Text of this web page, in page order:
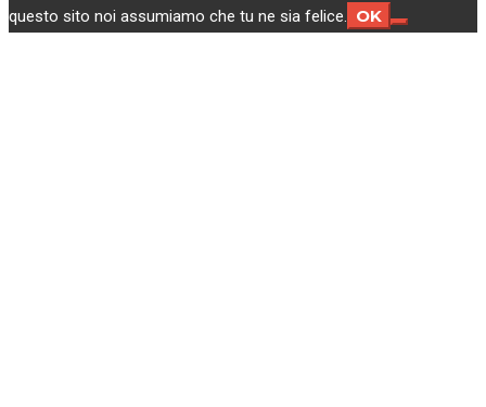
questo sito noi assumiamo che tu ne sia felice. OK